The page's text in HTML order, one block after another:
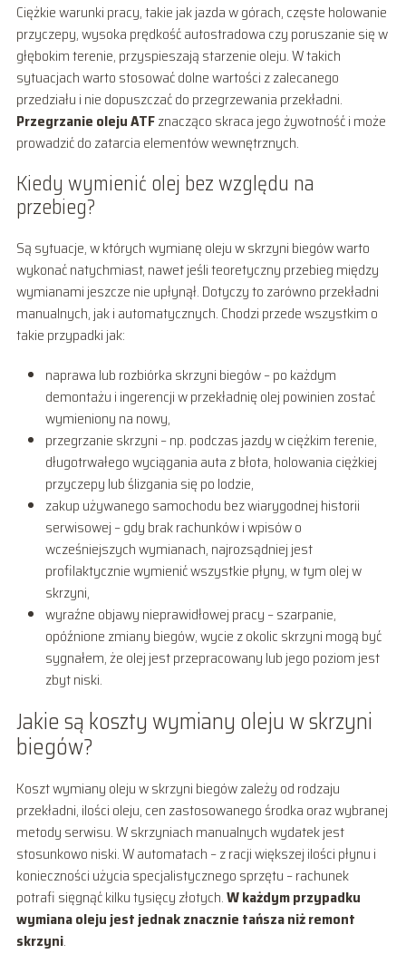
Ciężkie warunki pracy, takie jak jazda w górach, częste holowanie
przyczepy, wysoka prędkość autostradowa czy poruszanie się w
głębokim terenie, przyspieszają starzenie oleju. W takich
sytuacjach warto stosować dolne wartości z zalecanego
przedziału i nie dopuszczać do przegrzewania przekładni.
Przegrzanie oleju ATFznacząco skraca jego żywotność i może
prowadzić do zatarcia elementów wewnętrznych.
Kiedy wymienić olej bez względu na
przebieg?
Są sytuacje, w których wymianę oleju w skrzyni biegów warto
wykonać natychmiast, nawet jeśli teoretyczny przebieg między
wymianami jeszcze nie upłynął. Dotyczy to zarówno przekładni
manualnych, jak i automatycznych. Chodzi przede wszystkim o
takie przypadki jak:
naprawa lub rozbiórka skrzyni biegów – po każdym
demontażu i ingerencji w przekładnię olej powinien zostać
wymieniony na nowy,
przegrzanie skrzyni – np. podczas jazdy w ciężkim terenie,
długotrwałego wyciągania auta z błota, holowania ciężkiej
przyczepy lub ślizgania się po lodzie,
zakup używanego samochodu bez wiarygodnej historii
serwisowej – gdy brak rachunków i wpisów o
wcześniejszych wymianach, najrozsądniej jest
profilaktycznie wymienić wszystkie płyny, w tym olej w
skrzyni,
wyraźne objawy nieprawidłowej pracy – szarpanie,
opóźnione zmiany biegów, wycie z okolic skrzyni mogą być
sygnałem, że olej jest przepracowany lub jego poziom jest
zbyt niski.
Jakie są koszty wymiany oleju w skrzyni
biegów?
Koszt wymiany oleju w skrzyni biegów zależy od rodzaju
przekładni, ilości oleju, cen zastosowanego środka oraz wybranej
metody serwisu. W skrzyniach manualnych wydatek jest
stosunkowo niski. W automatach – z racji większej ilości płynu i
konieczności użycia specjalistycznego sprzętu – rachunek
potrafi sięgnąć kilku tysięcy złotych.W każdym przypadku
wymiana oleju jest jednak znacznie tańsza niż remont
skrzyni.